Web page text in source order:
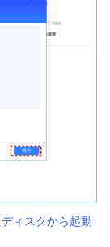
ィスクから起動